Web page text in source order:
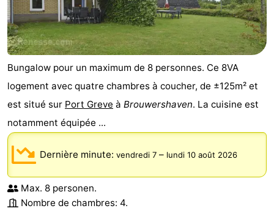
Bungalow pour un maximum de 8 personnes. Ce 8VA
logement avec quatre chambres à coucher, de ±125m² et
est situé sur Port Greve à Brouwershaven. La cuisine est
notamment équipée ...
Dernière minute: vendredi 7 – lundi 10 août 2026
Max. 8 personen.
Nombre de chambres: 4.